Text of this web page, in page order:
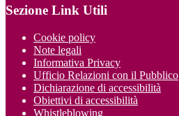
Sezione Link Utili
Cookie policy
Note legali
Informativa Privacy
Ufficio Relazioni con il Pubblico
Dichiarazione di accessibilità
Obiettivi di accessibilità
Whistleblowing